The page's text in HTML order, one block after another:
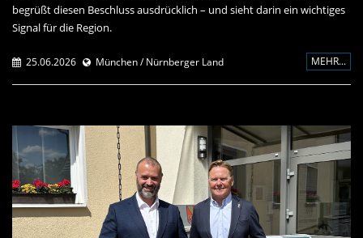
begrüßt diesen Beschluss ausdrücklich – und sieht darin ein wichtiges
Signal für die Region.
25.06.2026 München / Nürnberger Land MEHR...